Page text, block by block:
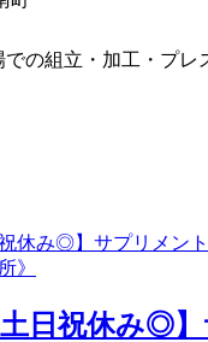
での組立・加工・プレ
土日祝休み◎